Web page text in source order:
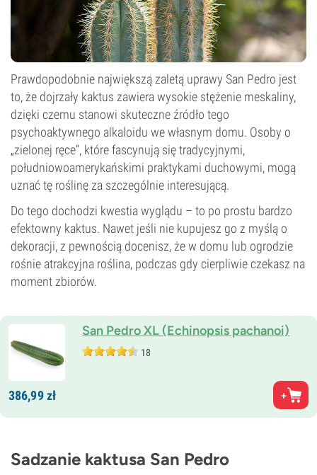
Prawdopodobnie największą zaletą uprawy San Pedro jest
to, że dojrzały kaktus zawiera wysokie stężenie meskaliny,
dzięki czemu stanowi skuteczne źródło tego
psychoaktywnego alkaloidu we własnym domu. Osoby o
„zielonej ręce”, które fascynują się tradycyjnymi,
południowoamerykańskimi praktykami duchowymi, mogą
uznać tę roślinę za szczególnie interesującą.
Do tego dochodzi kwestia wyglądu – to po prostu bardzo
efektowny kaktus. Nawet jeśli nie kupujesz go z myślą o
dekoracji, z pewnością docenisz, że w domu lub ogrodzie
rośnie atrakcyjna roślina, podczas gdy cierpliwie czekasz na
moment zbiorów.
San Pedro XL (Echinopsis pachanoi)
18
386,99zł
Sadzanie kaktusa San Pedro